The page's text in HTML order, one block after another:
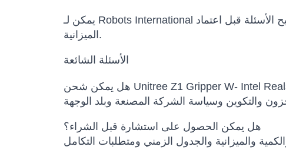
يمكن لـ Robots International المساعدة في مقارنة النماذج البديلة، تأكيد التكوين، إعداد عرض السعر، تنسيق مواعيد التسليم وتوضيح الأسئلة قبل اعتماد
الميزانية.
الأسئلة الشائعة
هل يمكن الحصول على استشارة قبل الشراء؟